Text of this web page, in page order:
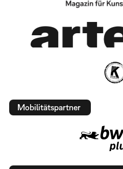
Mobilitätspartner